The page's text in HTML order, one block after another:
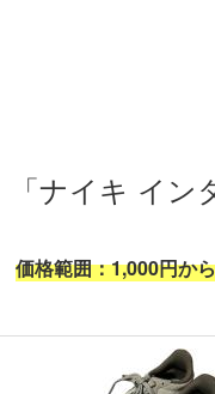
「ナイキ イ
価格範囲：1,000円から